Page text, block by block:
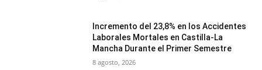
Incremento del 23,8% en los Accidentes
Laborales Mortales en Castilla-La
Mancha Durante el Primer Semestre
8 agosto, 2026